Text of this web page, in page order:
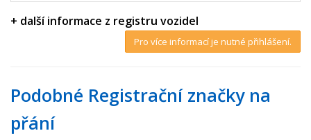
+ další informace z registru vozidel
Pro více informací je nutné přihlášení.
Podobné Registrační značky na
přání